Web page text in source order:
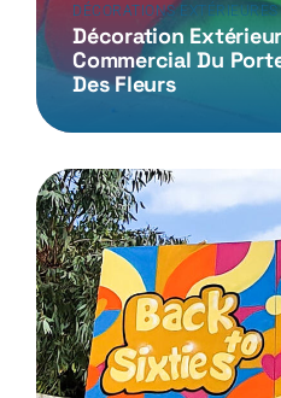
DÉCORATIONS EXTÉRIEURES
Décoration
Commercial Du
Des Fleurs